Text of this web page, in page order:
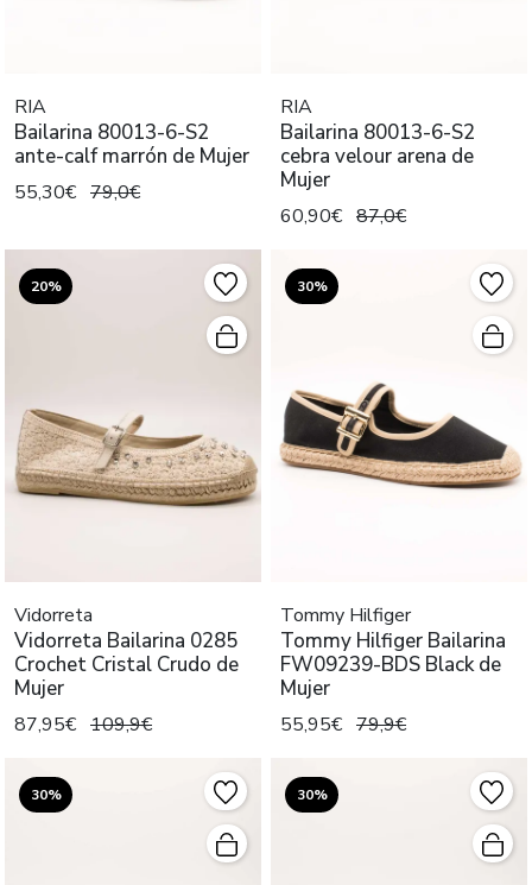
RIA
Bailarina 80013-6-S2
ante-calf marrón de Mujer
55,30€ 79,0€
RIA
Bailarina 80013-6-S2
cebra velour arena de
Mujer
60,90€ 87,0€
20%
Vidorreta
Vidorreta Bailarina 0285
Crochet Cristal Crudo de
Mujer
87,95€ 109,9€
30%
Tommy Hilfiger
Tommy Hilfiger Bailarina
FW09239-BDS Black de
Mujer
55,95€ 79,9€
30% 30%